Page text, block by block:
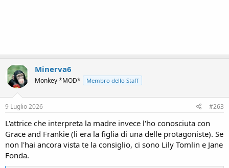
Minerva6
Monkey *MOD* Membro dello Staff
9 Luglio 2026 #263
L'attrice che interpreta la madre invece l'ho conosciuta con
Grace and Frankie (li era la figlia di una delle protagoniste). Se
non l'hai ancora vista te la consiglio, ci sono Lily Tomlin e Jane
Fonda.